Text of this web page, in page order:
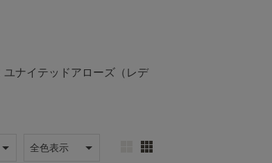
ユナイテッドアローズ（レデ